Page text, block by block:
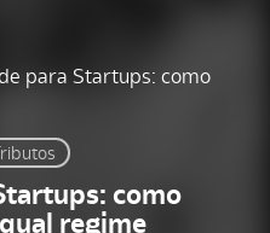
para Startups: como
como
regime